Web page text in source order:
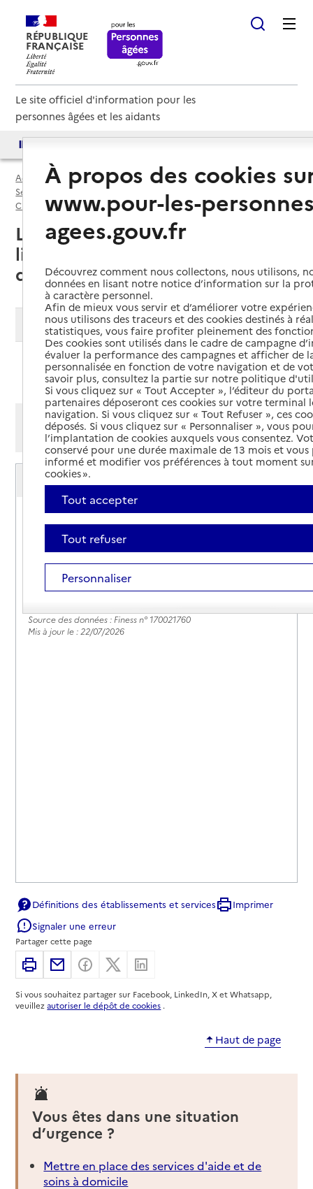
RÉPUBLIQUE
FRANÇAISE
Le site officiel d'information pour les
personnes âgées et les aidants
Accueil
Espace annuaire
Services autonomie à domicile (aide) par département
Charente-Maritime (17)
Service autonomie à domicile (aide)
Le Château-d'Oléron (17480) :
liste des services autonomie à
domicile (aide)
Modifier ma recherche
Ajouter cette recherche aux favoris
Afficher les résultats par:
Mode liste
Mode carte
Service autonomie à domicile (aide)
Services du CIAS
Adresse
Boulevard Victor Hugo
-Le Château-d'Oléron
05 46 47 71 23
Rapport HAS
Source des données : Finess n° 170021760
Mis à jour le : 22/07/2026
Définitions des établissements et services
Imprimer
Signaler une erreur
Partager cette page
ImprimerPartager par email
Partager sur Facebook
Partager sur X
Si vous souhaitez partager sur Facebook, LinkedIn, X et Whatsapp,
veuillezautoriser le dépôt de cookies .
Haut de page
Vous êtes dans une situation
d’urgence ?
Mettre en place des services d'aide et de
soins à domicile
À propos des cookies
www.pour-les-
agees.gouv.fr
Découvrez comment nous collectons, nous utilisons,
données en lisant notre notice d’information sur la
à caractère personnel.
Afin de mieux vous servir et d’améliorer votre
nous utilisons des traceurs et des cookies destinés à
statistiques, vous faire profiter pleinement des
Des cookies sont utilisés dans le cadre de campagne
évaluer la performance des campagnes et afficher de
personnalisée en fonction de votre navigation et de
savoir plus, consultez la partie sur notre politique
Si vous cliquez sur « Tout Accepter », l’éditeur du
partenaires déposeront ces cookies sur votre terminal
navigation. Si vous cliquez sur « Tout Refuser », ces
déposés. Si vous cliquez sur « Personnaliser », vous
l’implantation de cookies auxquels vous consentez.
conservé pour une durée maximale de 13 mois et
informé et modifier vos préférences à tout moment
cookies ».
Tout accepter
Tout refuser
Personnaliser